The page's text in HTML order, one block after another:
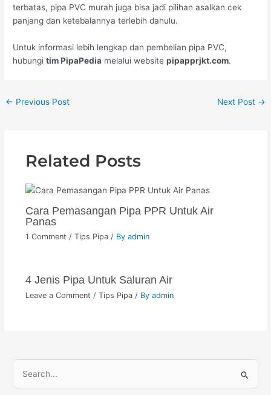
terbatas, pipa PVC murah juga bisa jadi pilihan asalkan cek
panjang dan ketebalannya terlebih dahulu.
Untuk informasi lebih lengkap dan pembelian pipa PVC,
hubungitim PipaPedia melalui websitepipapprjkt.com.
← Previous Post Next Post →
Related Posts
Cara Pemasangan Pipa PPR Untuk Air
Panas
1 Comment / Tips Pipa/ By admin
4 Jenis Pipa Untuk Saluran Air
Leave a Comment / Tips Pipa/ By admin